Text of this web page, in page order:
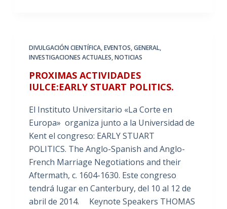
DIVULGACIÓN CIENTÍFICA,EVENTOS,GENERAL,
INVESTIGACIONES ACTUALES,NOTICIAS
PROXIMAS ACTIVIDADES
IULCE:EARLY STUART POLITICS.
El Instituto Universitario «La Corte en
Europa» organiza junto a la Universidad de
Kent el congreso: EARLY STUART
POLITICS. The Anglo-Spanish and Anglo-
French Marriage Negotiations and their
Aftermath, c. 1604-1630. Este congreso
tendrá lugar en Canterbury, del 10 al 12 de
abril de 2014. Keynote Speakers THOMAS